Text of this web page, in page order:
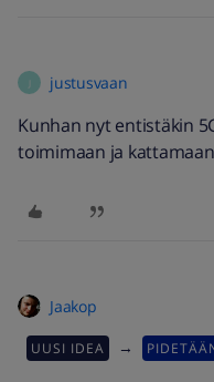
justusvaan
Kunhan nyt entistäkin
toimimaan ja
Jaakop
UUSI IDEA →